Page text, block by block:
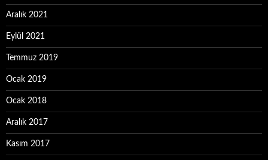
Aralık 2021
Eylül 2021
Temmuz 2019
Ocak 2019
Ocak 2018
Aralık 2017
Kasım 2017